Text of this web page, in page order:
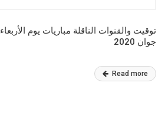
جوان 2020
Read more